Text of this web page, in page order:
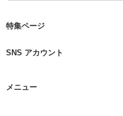
特集ページ
SNS アカウント
メニュー